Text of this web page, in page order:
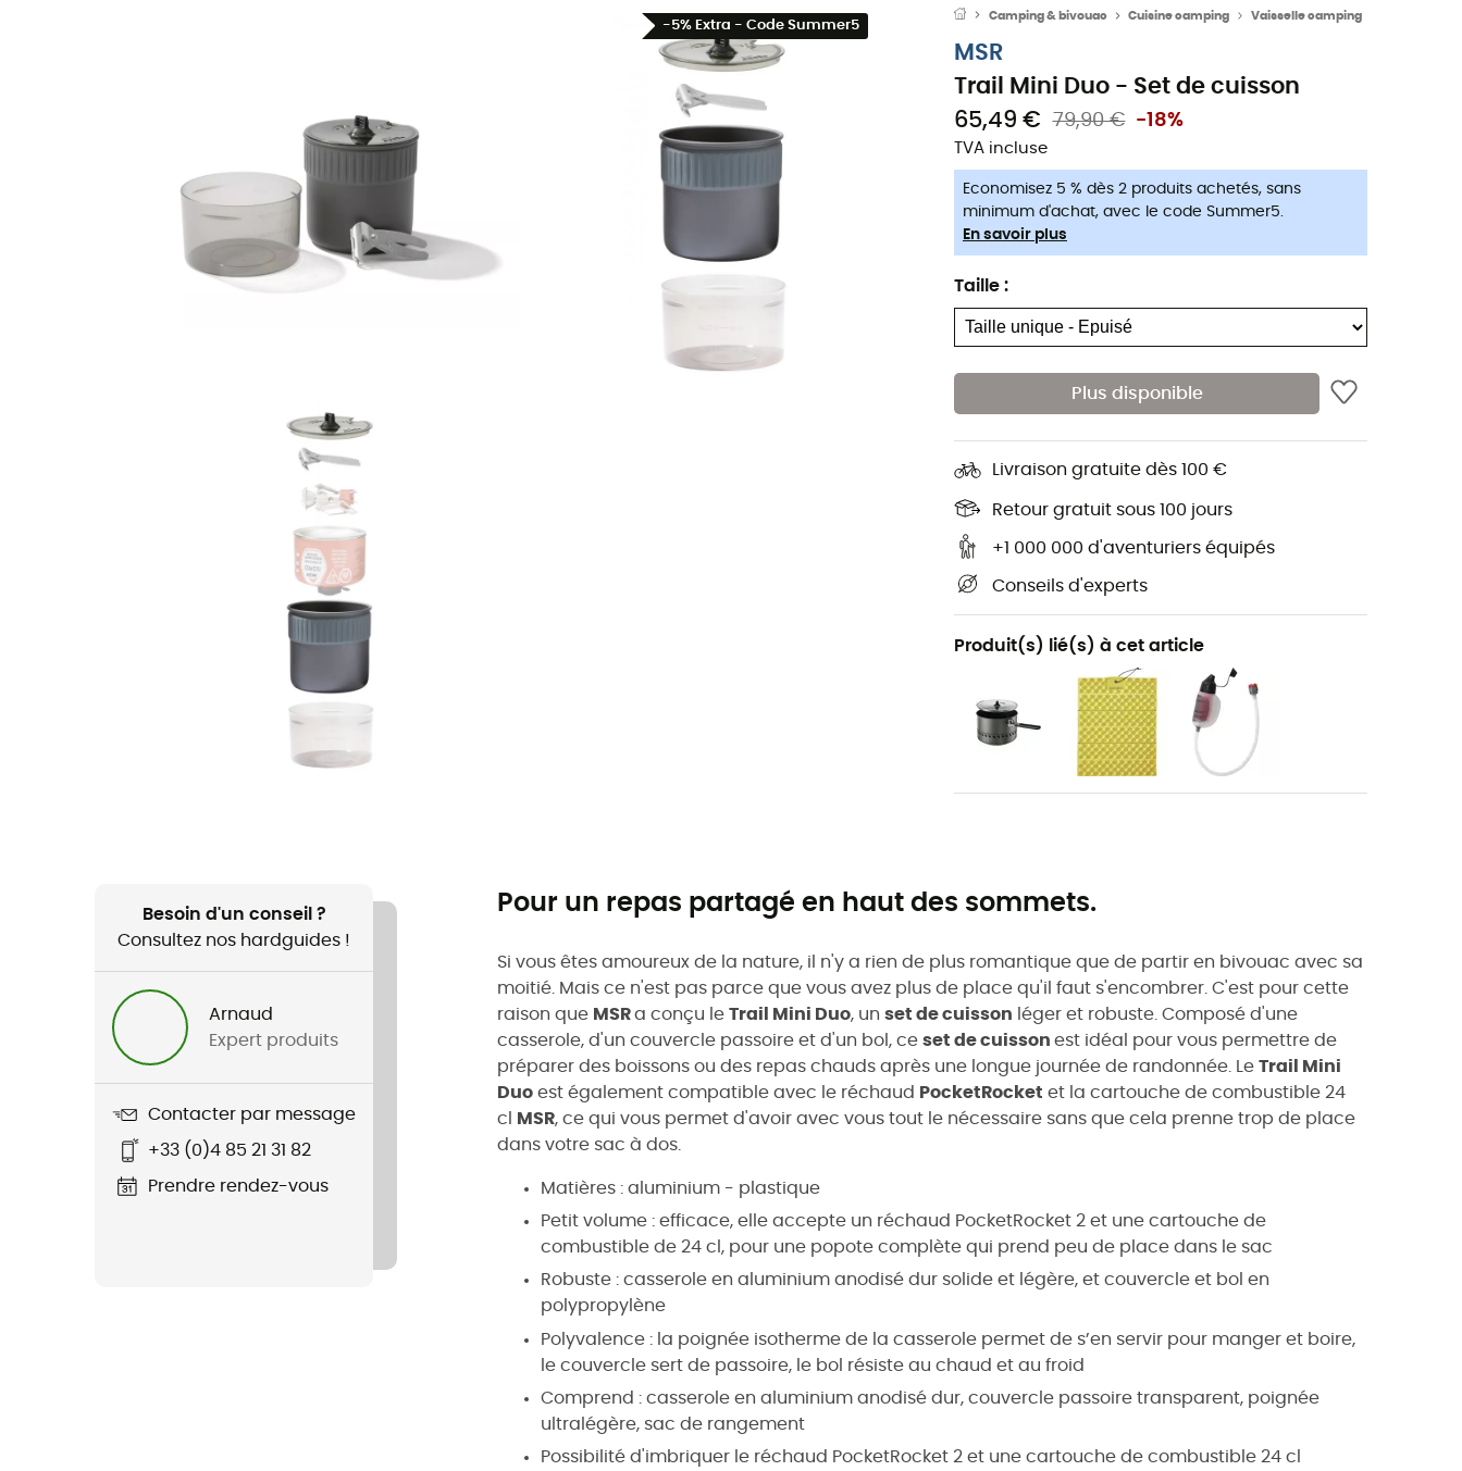
-5% Extra - Code Summer5
Camping & bivouac Cuisine camping Vaisselle camping
MSR
Trail Mini Duo - Set de cuisson
65,49 €
79,90 € -18%
TVA incluse
Economisez 5 % dès 2 produits achetés, sans
minimum d'achat, avec le code Summer5.
En savoir plus
Taille :
Plus disponible
Livraison gratuite dès 100 €
Retour gratuit sous 100 jours
+1 000 000 d'aventuriers équipés
Conseils d'experts
Produit(s) lié(s) à cet article
Besoin d'un conseil ?
Consultez nos hardguides !
Arnaud
Expert produits
Contacter par message
+33 (0)4 85 21 31 82
Prendre rendez-vous
Pour un repas partagé en haut des sommets.
Si vous êtes amoureux de la nature, il n'y a rien de plus romantique que de partir en bivouac avec sa
moitié. Mais ce n'est pas parce que vous avez plus de place qu'il faut s'encombrer. C'est pour cette
raison que MSRa conçu le Trail Mini Duo, un set de cuisson léger et robuste. Composé d'une
casserole, d'un couvercle passoire et d'un bol, ce set de cuisson est idéal pour vous permettre de
préparer des boissons ou des repas chauds après une longue journée de randonnée. Le Trail Mini
Duo est également compatible avec le réchaud PocketRocket et la cartouche de combustible 24
cl MSR, ce qui vous permet d'avoir avec vous tout le nécessaire sans que cela prenne trop de place
dans votre sac à dos.
Matières : aluminium - plastique
Petit volume : efficace, elle accepte un réchaud PocketRocket 2 et une cartouche de
combustible de 24 cl, pour une popote complète qui prend peu de place dans le sac
Robuste : casserole en aluminium anodisé dur solide et légère, et couvercle et bol en
polypropylène
Polyvalence : la poignée isotherme de la casserole permet de s’en servir pour manger et boire,
le couvercle sert de passoire, le bol résiste au chaud et au froid
Comprend : casserole en aluminium anodisé dur, couvercle passoire transparent, poignée
ultralégère, sac de rangement
Possibilité d'imbriquer le réchaud PocketRocket 2 et une cartouche de combustible 24 cl